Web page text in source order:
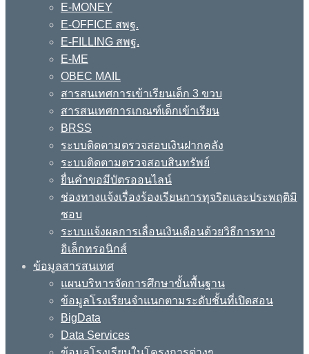
E-MONEY
E-OFFICE สพฐ.
E-FILLING สพฐ.
E-ME
OBEC MAIL
สารสนเทศการเข้าเรียนเด็ก 3 ขวบ
สารสนเทศการเกณฑ์เด็กเข้าเรียน
BRSS
ระบบติดตามตรวจสอบเงินฝากคลัง
ระบบติดตามตรวจสอบสินทรัพย์
ยื่นคำขอมีบัตรออนไลน์
ช่องทางแจ้งเรื่องร้องเรียนการทุจริตและประพฤติมิ
ชอบ
ระบบแจ้งผลการเลื่อนเงินเดือนด้วยวิธีการทาง
อิเล็กทรอนิกส์
ข้อมูลสารสนเทศ
แผนบริหารจัดการศึกษาขั้นพื้นฐาน
ข้อมูลโรงเรียนจำแนกตามระดับชั้นที่เปิดสอน
BigData
Data Services